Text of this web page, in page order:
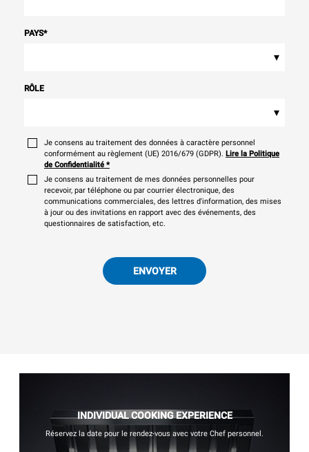
PAYS*
▾
RÔLE
▾
Je consens au traitement des données à caractère personnel
conformément au règlement (UE) 2016/679 (GDPR). Lire la Politique
de Confidentialité *
Je consens au traitement de mes données personnelles pour
recevoir, par téléphone ou par courrier électronique, des
communications commerciales, des lettres d'information, des mises
à jour ou des invitations en rapport avec des événements, des
questionnaires de satisfaction, etc.
ENVOYER
INDIVIDUAL COOKING EXPERIENCE
Réservez la date pour le rendez-vous avec votre Chef personnel.